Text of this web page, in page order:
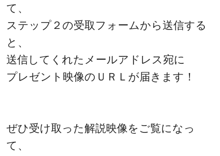
て、
ステップ２の受取フォームから送信する
と、
送信してくれたメールアドレス宛に
プレゼント映像のＵＲＬが届きます！
ぜひ受け取った解説映像をご覧になっ
て、